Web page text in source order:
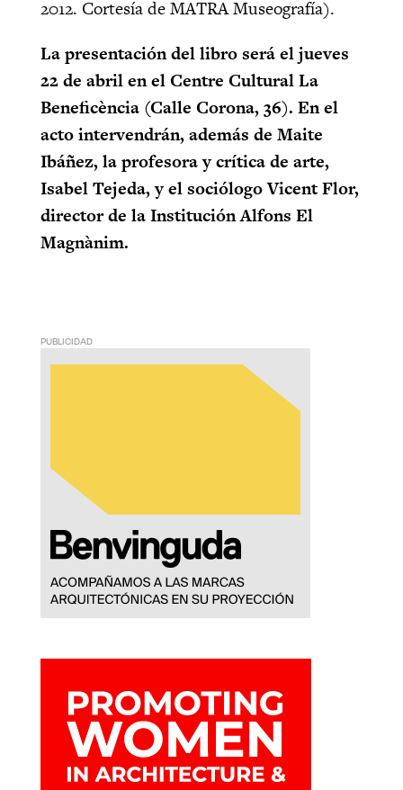
2012. Cortesía de MATRA Museografía).
La presentación del libro será el jueves
22 de abril en el Centre Cultural La
Beneficència (Calle Corona, 36). En el
acto intervendrán, además de Maite
Ibáñez, la profesora y crítica de arte,
Isabel Tejeda, y el sociólogo Vicent Flor,
director de la Institución Alfons El
Magnànim.
PUBLICIDAD